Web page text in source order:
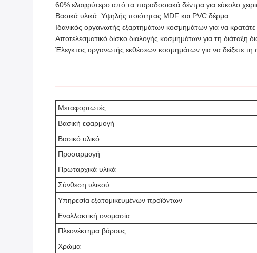
60% ελαφρύτερο από τα παραδοσιακά δέντρα για εύκολο
Βασικά υλικά: Υψηλής ποιότητας MDF και PVC δέρμα
Ιδανικός οργανωτής εξαρτημάτων κοσμημάτων για να κρατάτε
Αποτελεσματικό δίσκο διαλογής κοσμημάτων για τη
Έλεγκτος οργανωτής εκθέσεων κοσμημάτων για να δείξετε τη
Μεταφορτωτές
Βασική εφαρμογή
Βασικό υλικό
Προσαρμογή
Πρωταρχικά υλικά
Σύνθεση υλικού
Υπηρεσία εξατομικευμένων προϊόντων
Εναλλακτική ονομασία
Πλεονέκτημα βάρους
Χρώμα